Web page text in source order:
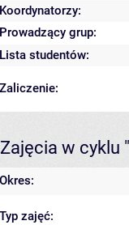
Koordynatorzy:
Prowadzący grup:
Lista studentów:
Zaliczenie:
Zajęcia w cyklu
Okres:
Typ zajęć: